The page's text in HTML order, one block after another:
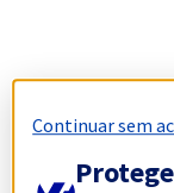
Continuar sem